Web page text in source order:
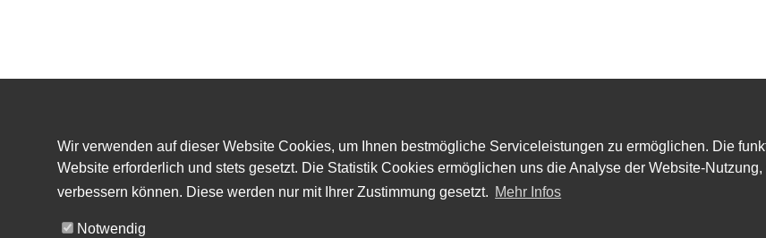
Wir verwenden auf dieser Website Cookies, um Ihnen bestmögliche Serviceleistungen zu ermöglichen. Die
Website erforderlich und stets gesetzt. Die Statistik Cookies ermöglichen uns die Analyse der Website-
verbessern können. Diese werden nur mit Ihrer Zustimmung gesetzt. Mehr Infos
Notwendig